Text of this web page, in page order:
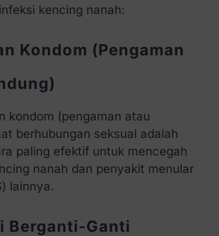
kencing nanah:
Kondom (Pengaman
kondom (pengaman atau
berhubungan seksual adalah
paling efektif untuk mencegah
nanah dan penyakit menular
lainnya.
Berganti-Ganti